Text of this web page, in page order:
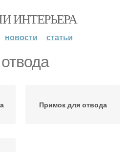
ИНТЕРЬЕРА
новости статьи
Примок для отвода